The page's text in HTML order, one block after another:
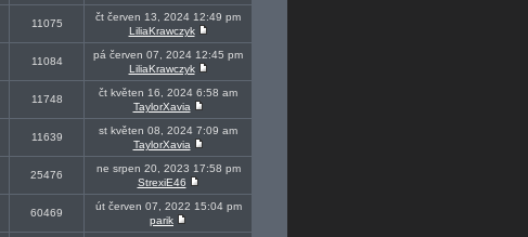
11075
čt červen 13, 2024 12:49 pm
LiliaKrawczyk
11084
pá červen 07, 2024 12:45 pm
LiliaKrawczyk
11748
čt květen 16, 2024 6:58 am
TaylorXavia
11639
st květen 08, 2024 7:09 am
TaylorXavia
25476
ne srpen 20, 2023 17:58 pm
StrexiE46
60469
út červen 07, 2022 15:04 pm
parik